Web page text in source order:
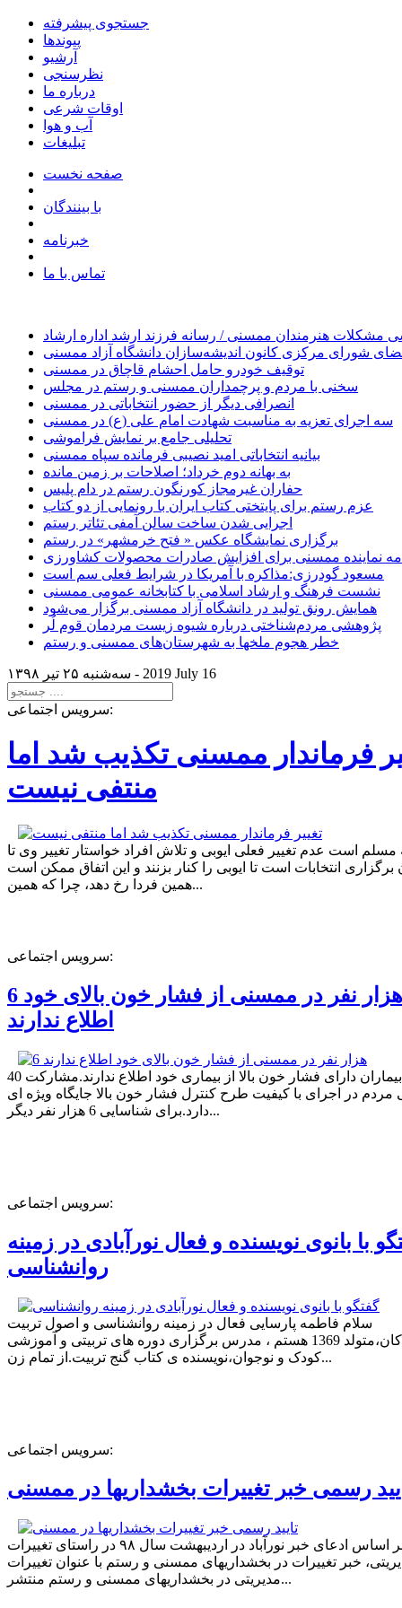
جستجوی پیشرفته
پیوندها
آرشیو
نظرسنجی
درباره ما
اوقات شرعی
آب و هوا
تبلیغات
صفحه نخست
با بینندگان
خبرنامه
تماس با ما
مشکلات هنرمندان ممسنی / رسانه فرزند ارشد اداره ارشاد
شورای مرکزی کانون اندیشه‌سازان دانشگاه آزاد ممسنی
توقیف خودرو حامل احشام قاچاق در ممسنی
سخنی با مردم و پرچمداران ممسنی و رستم در مجلس
انصرافی دیگر از حضور انتخاباتی در ممسنی
سه اجرای تعزیه به مناسبت شهادت امام علی (ع) در ممسنی
تحلیلی جامع بر نمایش فراموشی
بیانیه انتخاباتی امید نصیبی فرمانده سپاه ممسنی
به بهانه دوم خرداد؛ اصلاحات بر زمین مانده
حفاران غیرمجاز کورنگون رستم در دام پلیس
عزم رستم برای پایتختی کتاب ایران با رونمایی از دو کتاب
اجرایی شدن ساخت سالن آمفی تئاتر رستم
برگزاری نمایشگاه عکس « فتح خرمشهر» در رستم
نماینده ممسنی برای افزایش صادرات محصولات کشاورزی
مسعود گودرزی:مذاکره با آمریکا در شرایط فعلی سم است
نشست فرهنگ و ارشاد اسلامی با کتابخانه عمومی ممسنی
همایش رونق تولید در دانشگاه آزاد ممسنی برگزار می‌شود
پژوهشی مردم‌شناختی درباره شیوه زیست مردمان قوم لُر
خطر هجوم ملخها به شهرستان‌های ممسنی و رستم
سه‌شنبه ۲۵ تير ۱۳۹۸ - 2019 July 16
سرویس اجتماعی:
فرماندار ممسنی تکذیب شد اما
منتفی نیست
مسلم است عدم تغییر فعلی ایوبی و تلاش افراد خواستار تغییر وی تا
برگزاری انتخابات است تا ایوبی را کنار بزنند و این اتفاق ممکن است
همین فردا رخ دهد، چرا که همین...
سرویس اجتماعی:
6 هزار نفر در ممسنی از فشار خون بالای خود
اطلاع ندارند
40 درصد بیماران دارای فشار خون بالا از بیماری خود اطلاع ندارند.مشارکت
در اجرای با کیفیت طرح کنترل فشار خون بالا جایگاه ویژه ای
دارد.برای شناسایی 6 هزار نفر دیگر...
سرویس اجتماعی:
با بانوی نویسنده و فعال نورآبادی در زمینه
روانشناسی
سلام فاطمه پارسایی فعال در زمینه روانشناسی و اصول تربیت
کودکان،متولد 1369 هستم ، مدرس برگزاری دوره های تربیتی و آموزشی
کودک و نوجوان،نویسنده ی کتاب گنج تربیت.از تمام زن...
سرویس اجتماعی:
رسمی خبر تغییرات بخشداریها در ممسنی
بر اساس ادعای خبر نورآباد در اردیبهشت سال ۹۸ در راستای تغییرات
خبر تغییرات در بخشداریهای ممسنی و رستم با عنوان تغییرات
مدیریتی در بخشداریهای ممسنی و رستم منتشر...